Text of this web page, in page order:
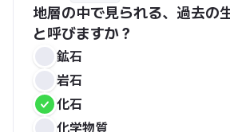
地層の中で見られる、過去の
と呼びますか？
鉱石
岩石
化石
化学物質